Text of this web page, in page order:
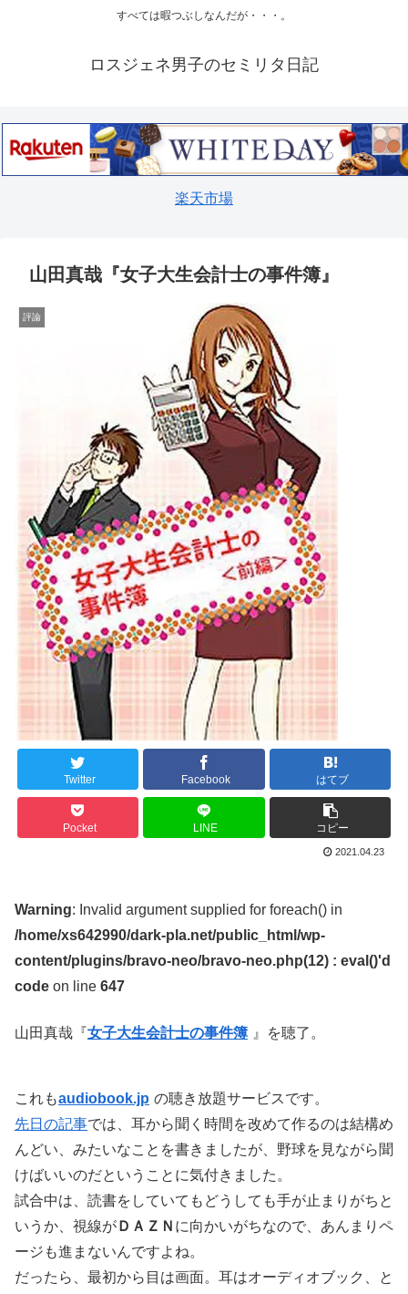
すべては暇つぶしなんだが・・・。
ロスジェネ男子のセミリタ日記
楽天市場
山田真哉『女子大生会計士の事件簿』
評論
Twitter Facebook はてブ
Pocket LINE コピー
2021.04.23
Warning: Invalid argument supplied for foreach() in
/home/xs642990/dark-pla.net/public_html/wp-
content/plugins/bravo-neo/bravo-neo.php(12) : eval()'d
code on line 647
山田真哉『女子大生会計士の事件簿 』を聴了。
これもaudiobook.jp の聴き放題サービスです。
先日の記事では、耳から聞く時間を改めて作るのは結構め
んどい、みたいなことを書きましたが、野球を見ながら聞
けばいいのだということに気付きました。
試合中は、読書をしていてもどうしても手が止まりがちと
いうか、視線が ＤＡＺＮ に向かいがちなので、あんまりペ
ージも進まないんですよね。
だったら、最初から目は画面。耳はオーディオブック、と